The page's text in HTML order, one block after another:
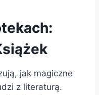
jak magiczne
z literaturą.